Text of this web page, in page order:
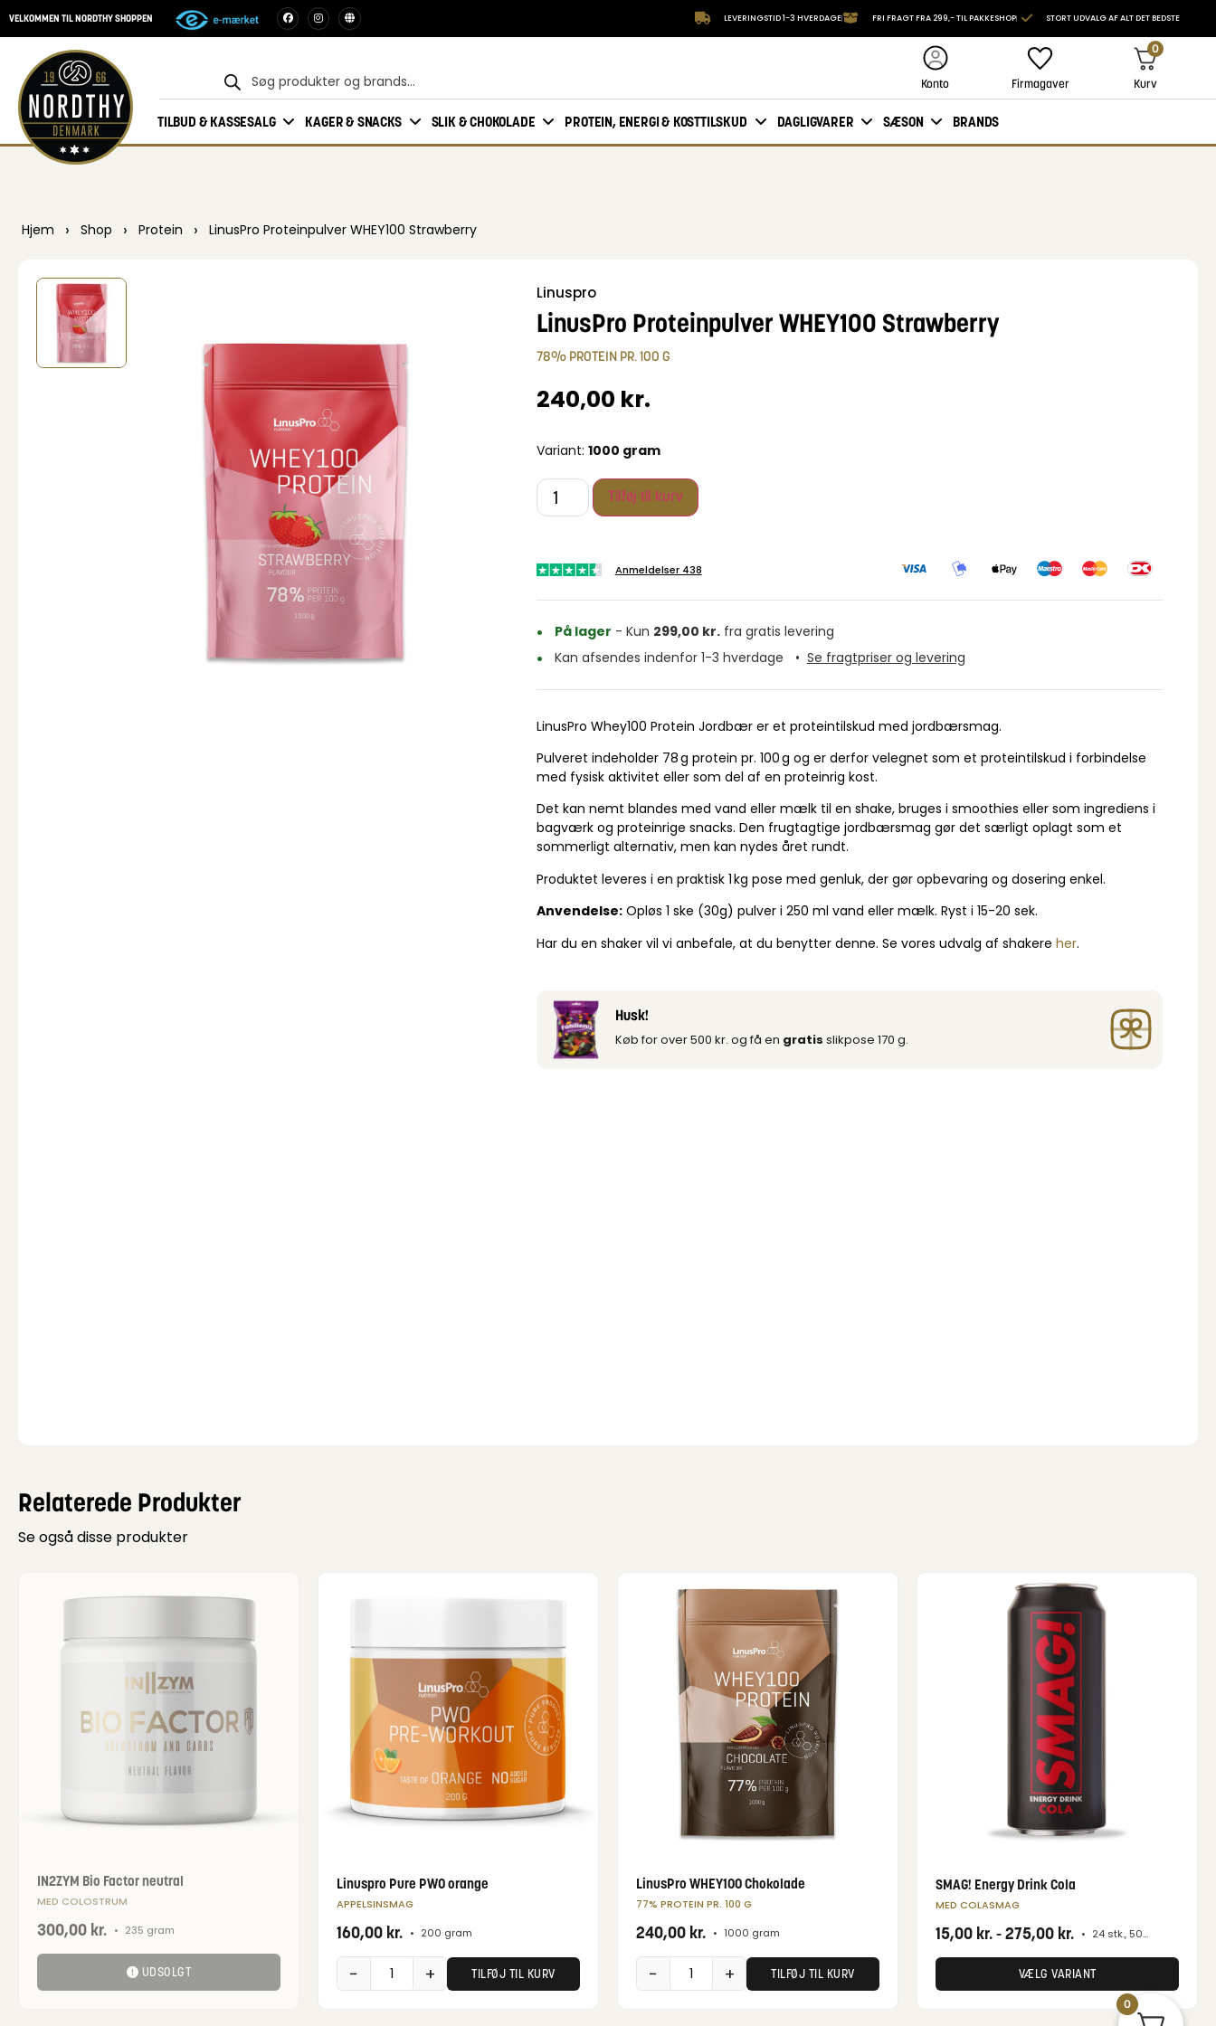
VELKOMMEN TIL NORDTHY SHOPPEN LEVERINGSTID 1-3 HVERDAGE FRI FRAGT FRA 299,- TIL PAKKESHOP STORT UDVALG AF ALT DET BEDSTE
Konto Firmagaver
0
Kurv
TILBUD & KASSESALG KAGER & SNACKS SLIK & CHOKOLADE PROTEIN, ENERGI & KOSTTILSKUD DAGLIGVARER SÆSON BRANDS
Hjem › Shop › Protein › LinusPro Proteinpulver WHEY100 Strawberry
Linuspro
LinusPro Proteinpulver WHEY100 Strawberry
78% PROTEIN PR. 100 G
240,00 kr.
Variant: 1000 gram
Tilføj til kurv
Anmeldelser 438
På lager - Kun 299,00 kr.fra gratis levering
Kan afsendes indenfor 1-3 hverdage
• Se fragtpriser og levering
LinusPro Whey100 Protein Jordbær er et proteintilskud med jordbærsmag.
Pulveret indeholder 78 g protein pr. 100 g og er derfor velegnet som et proteintilskud i forbindelse
med fysisk aktivitet eller som del af en proteinrig kost.
Det kan nemt blandes med vand eller mælk til en shake, bruges i smoothies eller som ingrediens i
bagværk og proteinrige snacks. Den frugtagtige jordbærsmag gør det særligt oplagt som et
sommerligt alternativ, men kan nydes året rundt.
Produktet leveres i en praktisk 1 kg pose med genluk, der gør opbevaring og dosering enkel.
Anvendelse:Opløs 1 ske (30g) pulver i 250 ml vand eller mælk. Ryst i 15-20 sek.
Har du en shaker vil vi anbefale, at du benytter denne. Se vores udvalg af shakere her.
Husk!
Køb for over 500 kr. og få en gratis slikpose 170 g.
Relaterede Produkter
Se også disse produkter
IN2ZYM Bio Factor neutral
MED COLOSTRUM
300,00 kr. • 235 gram
UDSOLGT
Linuspro Pure PWO orange
APPELSINSMAG
160,00 kr. • 200 gram
− + TILFØJ TIL KURV
LinusPro WHEY100 Chokolade
77% PROTEIN PR. 100 G
240,00 kr. • 1000 gram
− + TILFØJ TIL KURV
SMAG! Energy Drink Cola
MED COLASMAG
15,00 kr.-275,00 kr. • 24 stk., 500 ml
VÆLG VARIANT
0